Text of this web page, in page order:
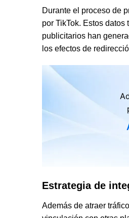
Durante el proceso de
por TikTok. Estos
publicitarios han
los efectos de
Estrategia de
Además de atraer